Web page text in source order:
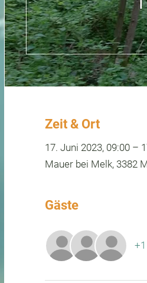
Zeit & Ort
17. Juni 2023, 09:00 –
Mauer bei Melk, 3382
Gäste